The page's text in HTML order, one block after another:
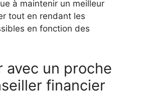
à maintenir un meilleur
tout en rendant les
en fonction des
avec un proche
financier